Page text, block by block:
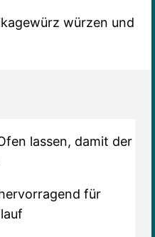
würzen und
lassen, damit der
für